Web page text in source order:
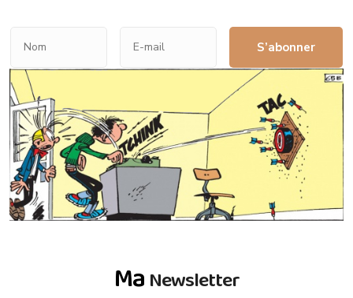
S’abonner
Ma Newsletter